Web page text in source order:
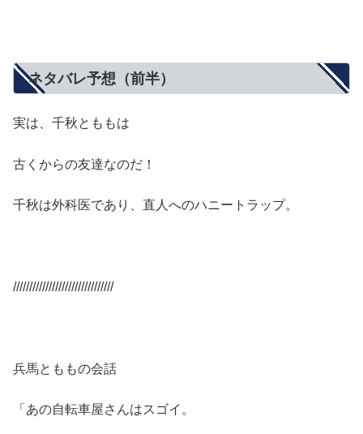
ネタバレ予想（前半）
実は、千秋とももは
古くからの友達なのだ！
千秋は外科医であり、直人へのハニートラップ。
///////////////////////////////
兵馬とももの会話
「あの自転車屋さんはスゴイ。